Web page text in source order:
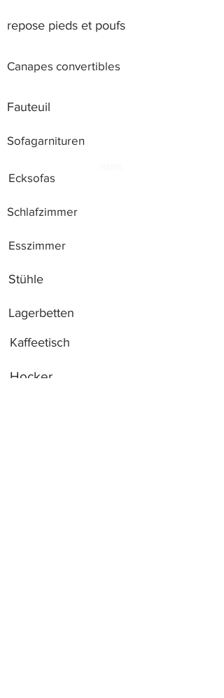
repose pieds et poufs
Canapes convertibles
Fauteuil
Sofagarnituren
Ecksofas
Schlafzimmer
Esszimmer
Stühle
Lagerbetten
Kaffeetisch
Hocker